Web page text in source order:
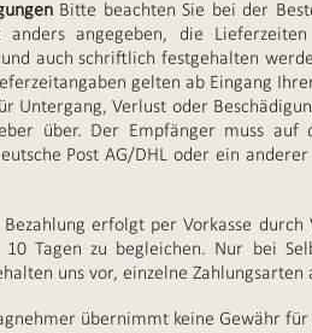
Bitte beachten Sie bei der
anders angegeben, die
auch schriftlich festgehalten
gelten ab Eingang
Untergang, Verlust oder
über. Der Empfänger muss auf
Post AG/DHL oder ein
Bezahlung erfolgt per Vorkasse
10 Tagen zu begleichen. Nur bei
uns vor, einzelne Zahlungsarten
übernimmt keine Gewähr